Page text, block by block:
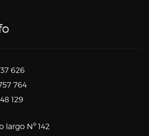
626
764
129
largo Nº 142